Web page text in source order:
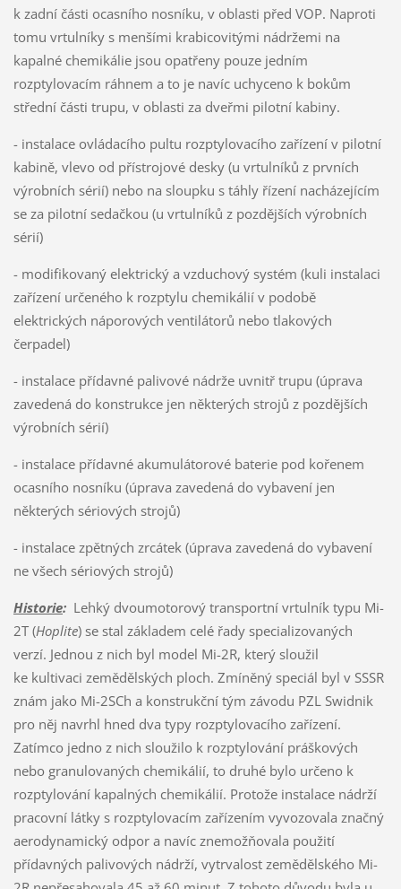
k zadní části ocasního nosníku, v oblasti před VOP. Naproti
tomu vrtulníky s menšími krabicovitými nádržemi na
kapalné chemikálie jsou opatřeny pouze jedním
rozptylovacím ráhnem a to je navíc uchyceno k bokům
střední části trupu, v oblasti za dveřmi pilotní kabiny.
- instalace ovládacího pultu rozptylovacího zařízení v pilotní
kabině, vlevo od přístrojové desky (u vrtulníků z prvních
výrobních sérií) nebo na sloupku s táhly řízení nacházejícím
se za pilotní sedačkou (u vrtulníků z pozdějších výrobních
sérií)
- modifikovaný elektrický a vzduchový systém (kuli instalaci
zařízení určeného k rozptylu chemikálií v podobě
elektrických náporových ventilátorů nebo tlakových
čerpadel)
- instalace přídavné palivové nádrže uvnitř trupu (úprava
zavedená do konstrukce jen některých strojů z pozdějších
výrobních sérií)
- instalace přídavné akumulátorové baterie pod kořenem
ocasního nosníku (úprava zavedená do vybavení jen
některých sériových strojů)
- instalace zpětných zrcátek (úprava zavedená do vybavení
ne všech sériových strojů)
Historie:Lehký dvoumotorový transportní vrtulník typu Mi-
2T (Hoplite) se stal základem celé řady specializovaných
verzí. Jednou z nich byl model Mi-2R, který sloužil
ke kultivaci zemědělských ploch. Zmíněný speciál byl v SSSR
znám jako Mi-2SCh a konstrukční tým závodu PZL Swidnik
pro něj navrhl hned dva typy rozptylovacího zařízení.
Zatímco jedno z nich sloužilo k rozptylování práškových
nebo granulovaných chemikálií, to druhé bylo určeno k
rozptylování kapalných chemikálií. Protože instalace nádrží
pracovní látky s rozptylovacím zařízením vyvozovala značný
aerodynamický odpor a navíc znemožňovala použití
přídavných palivových nádrží, vytrvalost zemědělského Mi-